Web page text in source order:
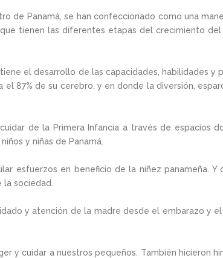
de Panamá, se han confeccionado como una
tienen las diferentes etapas del crecimiento
el desarrollo de las capacidades, habilidades y
87% de su cerebro, y en donde la diversión,
de la Primera Infancia a través de espacios
y niñas de Panamá.
esfuerzos en beneficio de la niñez panameña. Y
sociedad.
y atención de la madre desde el embarazo y
y cuidar a nuestros pequeños. También hicieron